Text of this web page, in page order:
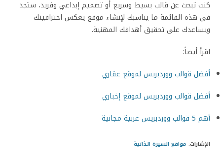
كنت تبحث عن قالب بسيط وسريع أو تصميم إبداعي وفريد، ستجد
في هذه القائمة ما يناسبك لإنشاء موقع يعكس احترافيتك
ويساعدك على تحقيق أهدافك المهنية.
اقرأ أيضاً:
أفضل قوالب ووردبريس لموقع عقاري
أفضل قوالب ووردبريس لموقع إخباري
أهم 5 قوالب ووردبريس عربية مجانية
الإشارات: مواقع السيرة الذاتية